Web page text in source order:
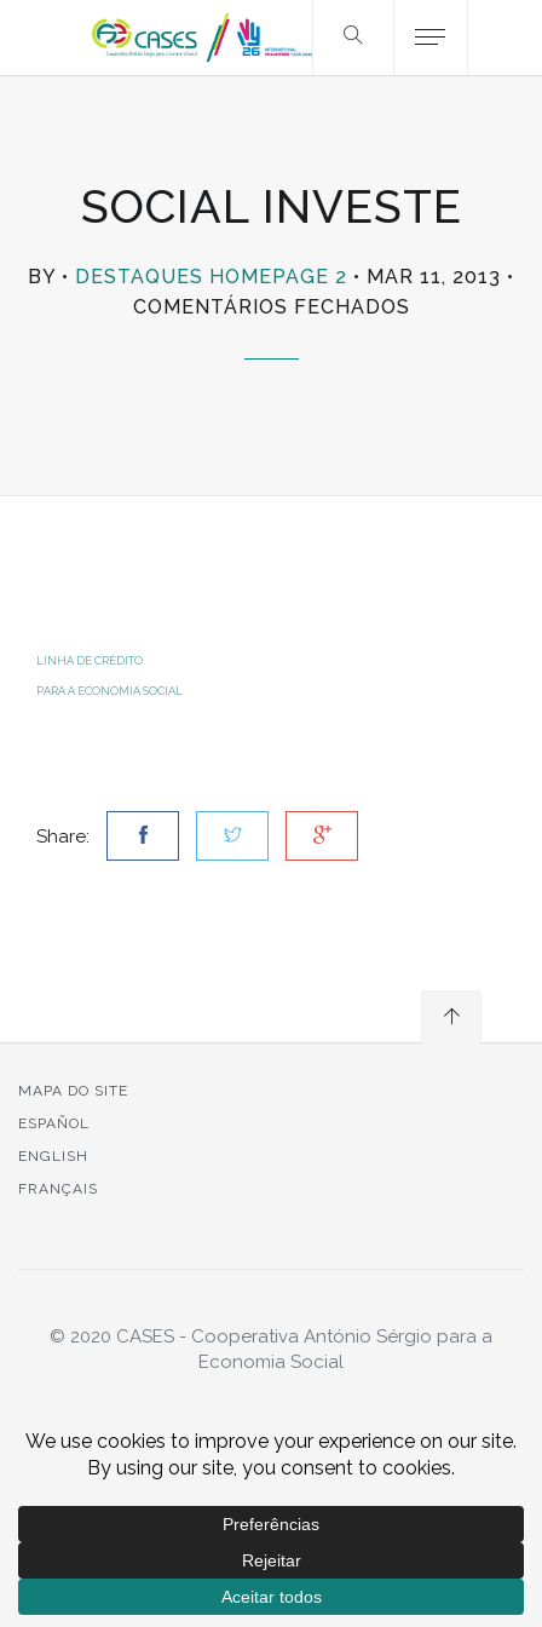
SOCIAL INVESTE
BY DESTAQUES HOMEPAGE 2
MAR 11, 2013
COMENTÁRIOS FECHADOS
LINHA DE CRÉDITO
PARA A ECONOMIA SOCIAL
Share:
MAPA DO SITE
ESPAÑOL
ENGLISH
FRANÇAIS
© 2020 CASES - Cooperativa António Sérgio para a
Economia Social